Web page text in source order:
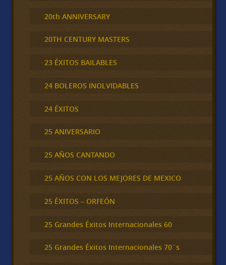
20th ANNIVERSARY
20TH CENTURY MASTERS
23 ÉXITOS BAILABLES
24 BOLEROS INOLVIDABLES
24 ÉXITOS
25 ANIVERSARIO
25 AÑOS CANTANDO
25 AÑOS CON LOS MEJORES DE MEXICO
25 ÉXITOS – ORFEÓN
25 Grandes Éxitos Internacionales 60
25 Grandes Éxitos Internacionales 70´s